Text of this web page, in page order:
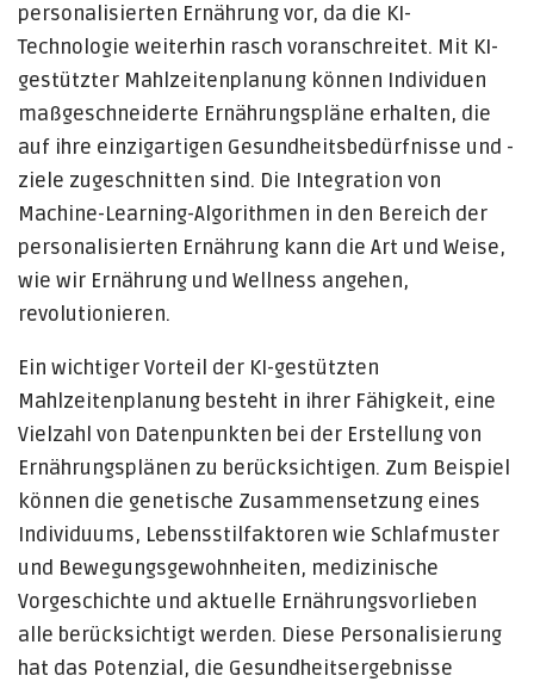
personalisierten Ernährung vor, da die KI-
Technologie weiterhin rasch voranschreitet. Mit KI-
gestützter Mahlzeitenplanung können Individuen
maßgeschneiderte Ernährungspläne erhalten, die
auf ihre einzigartigen Gesundheitsbedürfnisse und -
ziele zugeschnitten sind. Die Integration von
Machine-Learning-Algorithmen in den Bereich der
personalisierten Ernährung kann die Art und Weise,
wie wir Ernährung und Wellness angehen,
revolutionieren.
Ein wichtiger Vorteil der KI-gestützten
Mahlzeitenplanung besteht in ihrer Fähigkeit, eine
Vielzahl von Datenpunkten bei der Erstellung von
Ernährungsplänen zu berücksichtigen. Zum Beispiel
können die genetische Zusammensetzung eines
Individuums, Lebensstilfaktoren wie Schlafmuster
und Bewegungsgewohnheiten, medizinische
Vorgeschichte und aktuelle Ernährungsvorlieben
alle berücksichtigt werden. Diese Personalisierung
hat das Potenzial, die Gesundheitsergebnisse